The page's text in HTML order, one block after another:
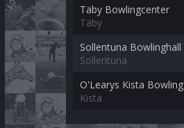
Täby Bowlingcenter
Täby
Sollentuna Bowlinghall
Sollentuna
O'Learys Kista Bowling
Kista